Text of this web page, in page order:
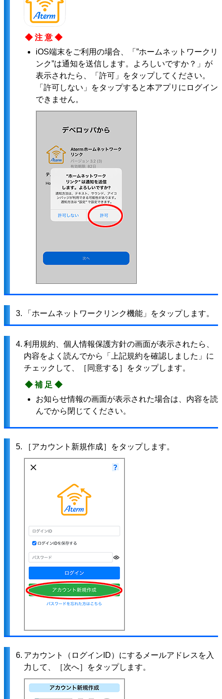
◆注意◆
iOS端末をご利用の場合、「”ホームネットワークリ
ンク”は通知を送信します。よろしいですか？」が
表示されたら、「許可」をタップしてください。
「許可しない」をタップすると本アプリにログイン
できません。
3. 「ホームネットワークリンク機能」をタップします。
4. 利用規約、個人情報保護方針の画面が表示されたら、
内容をよく読んでから「上記規約を確認しました」に
チェックして、［同意する］をタップします。
◆補足◆
お知らせ情報の画面が表示された場合は、内容を読
んでから閉じてください。
5. ［アカウント新規作成］をタップします。
6. アカウント（ログインID）にするメールアドレスを入
力して、［次へ］をタップします。